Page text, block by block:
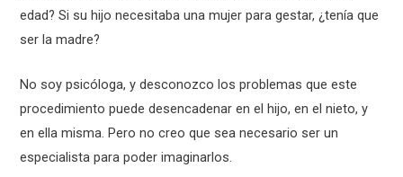
edad? Si su hijo necesitaba una mujer para gestar, ¿tenía que
ser la madre?
No soy psicóloga, y desconozco los problemas que este
procedimiento puede desencadenar en el hijo, en el nieto, y
en ella misma. Pero no creo que sea necesario ser un
especialista para poder imaginarlos.